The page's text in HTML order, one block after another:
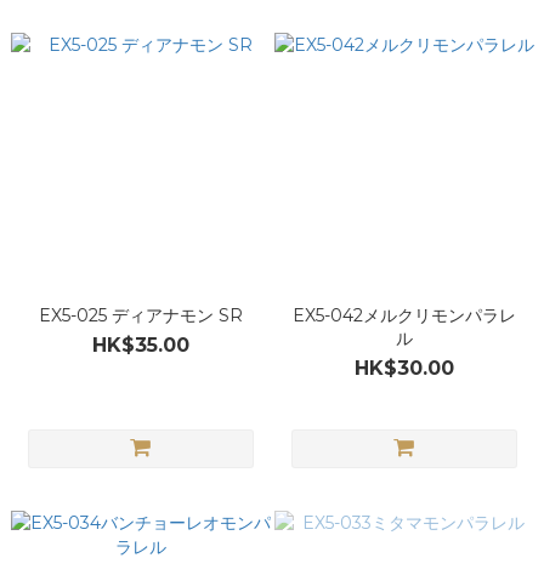
EX5-025 ディアナモン SR
HK$35.00
EX5-042メルクリモンパラレ
ル
HK$30.00